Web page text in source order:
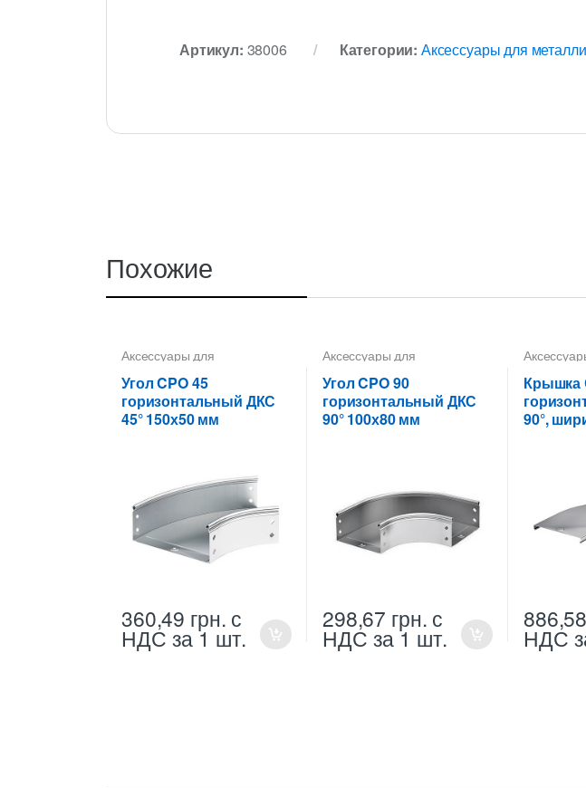
Артикул: 38006 Категории: Аксессуары для
Похожие
Аксессуары для
металлических лотков
для цельных,
перфорированных лотков
Угол CPO 45
горизонтальный ДКС
45° 150х50 мм
360,49 грн. с
НДС за 1 шт.
Аксессуары для
металлических лотков
для цельных,
перфорированных лотков
Угол CPO 90
горизонтальный ДКС
90° 100х80 мм
298,67 грн. с
НДС за 1 шт.
Крышки
Крышка
90°,
886,58
НДС